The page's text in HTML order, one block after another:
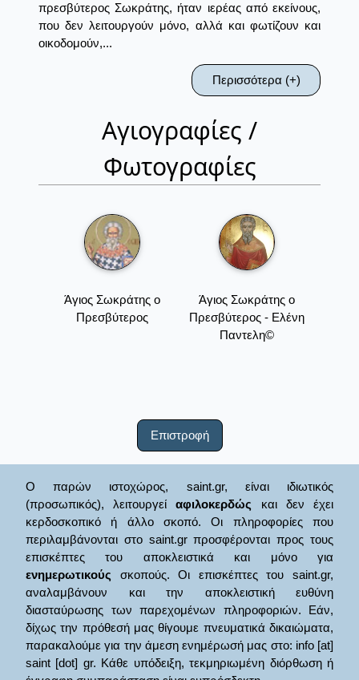
πρεσβύτερος Σωκράτης, ήταν ιερέας από εκείνους,
που δεν λειτουργούν μόνο, αλλά και φωτίζουν και
οικοδομούν,...
Περισσότερα (+)
Αγιογραφίες /
Φωτογραφίες
Άγιος Σωκράτης ο
Πρεσβύτερος
Άγιος Σωκράτης ο
Πρεσβύτερος - Ελένη
Παντελη©
Επιστροφή
Ο παρών ιστοχώρος, saint.gr, είναι ιδιωτικός
(προσωπικός), λειτουργείαφιλοκερδώς και δεν έχει
κερδοσκοπικό ή άλλο σκοπό. Οι πληροφορίες που
περιλαμβάνονται στο saint.gr προσφέρονται προς τους
επισκέπτες του αποκλειστικά και μόνο για
ενημερωτικούς σκοπούς. Οι επισκέπτες του saint.gr,
αναλαμβάνουν και την αποκλειστική ευθύνη
διασταύρωσης των παρεχομένων πληροφοριών. Εάν,
δίχως την πρόθεσή μας θίγουμε πνευματικά δικαιώματα,
παρακαλούμε για την άμεση ενημέρωσή μας στο: info [at]
saint [dot] gr. Κάθε υπόδειξη, τεκμηριωμένη διόρθωση ή